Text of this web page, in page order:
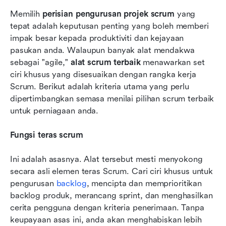
Memilih perisian pengurusan projek scrum yang
tepat adalah keputusan penting yang boleh memberi
impak besar kepada produktiviti dan kejayaan
pasukan anda. Walaupun banyak alat mendakwa
sebagai "agile," alat scrum terbaik menawarkan set
ciri khusus yang disesuaikan dengan rangka kerja
Scrum. Berikut adalah kriteria utama yang perlu
dipertimbangkan semasa menilai pilihan scrum terbaik
untuk perniagaan anda.
Fungsi teras scrum
Ini adalah asasnya. Alat tersebut mesti menyokong
secara asli elemen teras Scrum. Cari ciri khusus untuk
pengurusan backlog, mencipta dan memprioritikan
backlog produk, merancang sprint, dan menghasilkan
cerita pengguna dengan kriteria penerimaan. Tanpa
keupayaan asas ini, anda akan menghabiskan lebih